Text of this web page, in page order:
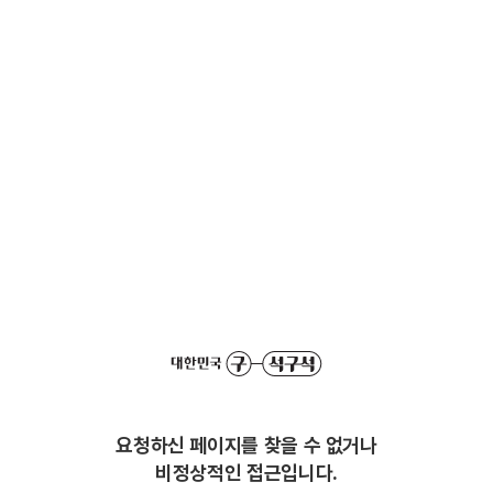
요청하신 페이지를 찾을 수 없거나
비정상적인 접근입니다.